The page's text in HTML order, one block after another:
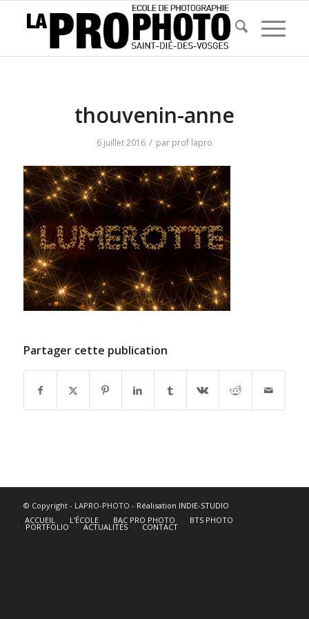
thouvenin-anne
6 juillet 2016 / par prof lapro
Partager cette publication
© Copyright - LAPRO-PHOTO - Réalisation INDIE-STUDIO
ACCUEIL
L’ÉCOLE BAC PRO PHOTO BTS PHOTO
PORTFOLIO ACTUALITÉS CONTACT